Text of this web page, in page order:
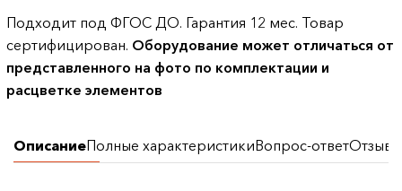
Подходит под ФГОС ДО. Гарантия 12 мес. Товар
сертифицирован. Оборудование может отличаться от
представленного на фото по комплектации и
расцветке элементов
ОписаниеПолные характеристикиВопрос-ответОтзывы